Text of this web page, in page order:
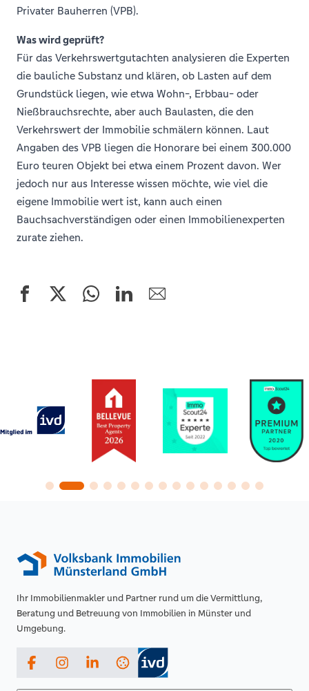
Privater Bauherren (VPB).
Was wird geprüft?
Für das Verkehrswertgutachten analysieren die Experten
die bauliche Substanz und klären, ob Lasten auf dem
Grundstück liegen, wie etwa Wohn-, Erbbau- oder
Nießbrauchsrechte, aber auch Baulasten, die den
Verkehrswert der Immobilie schmälern können. Laut
Angaben des VPB liegen die Honorare bei einem 300.000
Euro teuren Objekt bei etwa einem Prozent davon. Wer
jedoch nur aus Interesse wissen möchte, wie viel die
eigene Immobilie wert ist, kann auch einen
Bauchsachverständigen oder einen Immobilienexperten
zurate ziehen.
Ihr Immobilienmakler und Partner rund um die Vermittlung,
Beratung und Betreuung von Immobilien in Münster und
Umgebung.
FacebookInstagramLinkedIn